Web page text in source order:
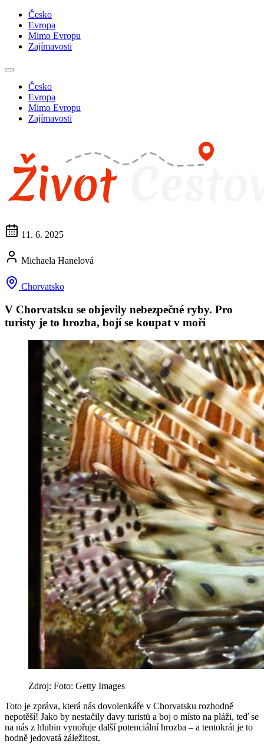
Česko
Evropa
Mimo Evropu
Zajímavosti
Česko
Evropa
Mimo Evropu
Zajímavosti
11. 6. 2025
Michaela Hanelová
Chorvatsko
V Chorvatsku se objevily nebezpečné ryby. Pro
turisty je to hrozba, bojí se koupat v moři
Zdroj: Foto: Getty Images
Toto je zpráva, která nás dovolenkáře v Chorvatsku rozhodně
nepotěší! Jako by nestačily davy turistů a boj o místo na pláži, teď se
na nás z hlubin vynořuje další potenciální hrozba – a tentokrát je to
hodně jedovatá záležitost.